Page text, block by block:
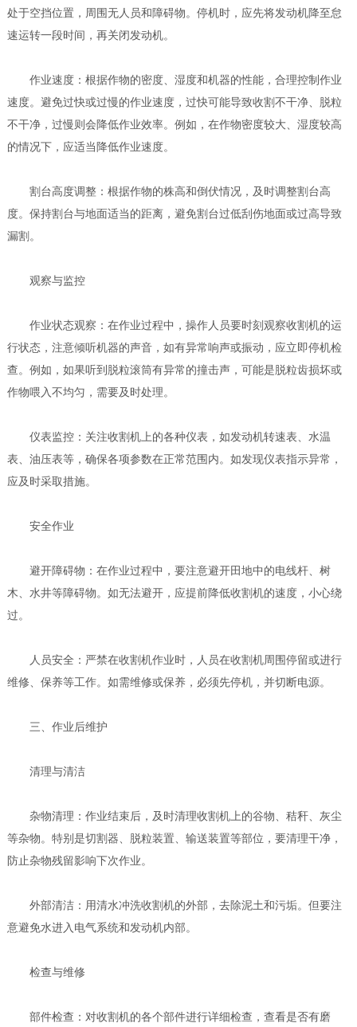
处于空挡位置，周围无人员和障碍物。停机时，应先将发动机降至怠
速运转一段时间，再关闭发动机。
作业速度：根据作物的密度、湿度和机器的性能，合理控制作业
速度。避免过快或过慢的作业速度，过快可能导致收割不干净、脱粒
不干净，过慢则会降低作业效率。例如，在作物密度较大、湿度较高
的情况下，应适当降低作业速度。
割台高度调整：根据作物的株高和倒伏情况，及时调整割台高
度。保持割台与地面适当的距离，避免割台过低刮伤地面或过高导致
漏割。
观察与监控
作业状态观察：在作业过程中，操作人员要时刻观察收割机的运
行状态，注意倾听机器的声音，如有异常响声或振动，应立即停机检
查。例如，如果听到脱粒滚筒有异常的撞击声，可能是脱粒齿损坏或
作物喂入不均匀，需要及时处理。
仪表监控：关注收割机上的各种仪表，如发动机转速表、水温
表、油压表等，确保各项参数在正常范围内。如发现仪表指示异常，
应及时采取措施。
安全作业
避开障碍物：在作业过程中，要注意避开田地中的电线杆、树
木、水井等障碍物。如无法避开，应提前降低收割机的速度，小心绕
过。
人员安全：严禁在收割机作业时，人员在收割机周围停留或进行
维修、保养等工作。如需维修或保养，必须先停机，并切断电源。
三、作业后维护
清理与清洁
杂物清理：作业结束后，及时清理收割机上的谷物、秸秆、灰尘
等杂物。特别是切割器、脱粒装置、输送装置等部位，要清理干净，
防止杂物残留影响下次作业。
外部清洁：用清水冲洗收割机的外部，去除泥土和污垢。但要注
意避免水进入电气系统和发动机内部。
检查与维修
部件检查：对收割机的各个部件进行详细检查，查看是否有磨